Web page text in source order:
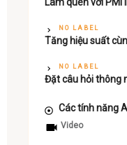
NO LABEL
Tăng hiệu suất
NO LABEL
Đặt câu hỏi thông
Các tính năng
Video